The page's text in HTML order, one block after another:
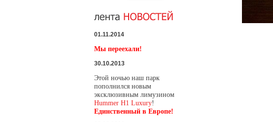
01.11.2014
Мы переехали!
30.10.2013
Этой ночью наш парк
пополнился новым
эксклюзивным лимузином
Hummer H1 Luxury!
Единственный в Европе!